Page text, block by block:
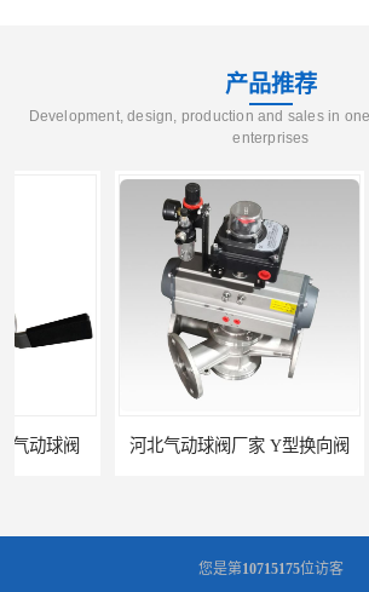
产品推荐
Development, design, production and sales in
enterprises
河北气动球阀厂家 Y型换向阀 广东管路换
您是第10715175位访客